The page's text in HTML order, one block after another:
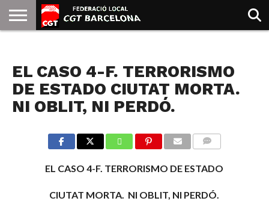
GOLDMAN
EL CASO 4-F. TERRORISMO
DE ESTADO CIUTAT MORTA.
NI OBLIT, NI PERDÓ.
EL CASO 4-F. TERRORISMO DE ESTADO
CIUTAT MORTA. NI OBLIT, NI PERDÓ.